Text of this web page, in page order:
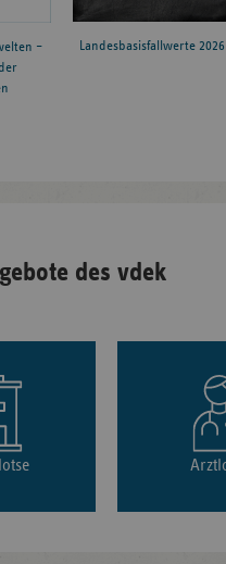
–
Landesbasisfallwerte 2026
des vdek